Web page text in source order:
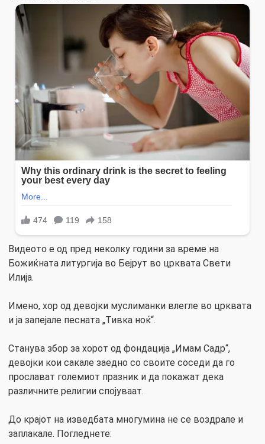
Видеото е од пред неколку години за време на
Божиќната литургија во Бејрут во црквата Свети
Илија.
Имено, хор од девојки муслиманки влегле во црквата
и ја запејале песната „Тивка ноќ“.
Станува збор за хорот од фондација „Имам Садр“,
девојки кои сакале заедно со своите соседи да го
прослават големиот празник и да покажат дека
различните религии спојуваат.
До крајот на изведбата многумина не се воздрале и
заплакале. Погледнете: